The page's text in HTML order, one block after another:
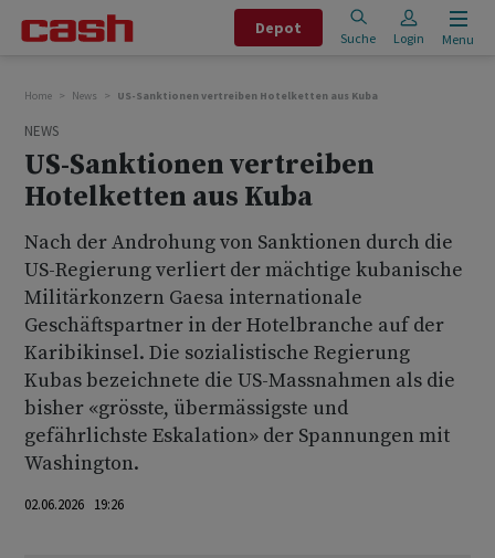
Depot
Suche Login Menu
Home News US-Sanktionen vertreiben Hotelketten aus Kuba
NEWS
US-Sanktionen vertreiben
Hotelketten aus Kuba
Nach der Androhung von Sanktionen durch die
US-Regierung verliert der mächtige kubanische
Militärkonzern Gaesa internationale
Geschäftspartner in der Hotelbranche auf der
Karibikinsel. Die sozialistische Regierung
Kubas bezeichnete die US-Massnahmen als die
bisher «grösste, übermässigste und
gefährlichste Eskalation» der Spannungen mit
Washington.
02.06.2026 19:26